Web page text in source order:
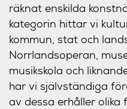
räknat enskilda
kategorin hittar vi
kommun, stat och
Norrlandsoperan,
musikskola och
har vi självständiga
av dessa erhåller